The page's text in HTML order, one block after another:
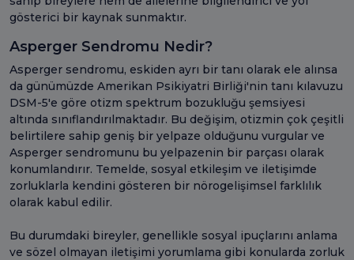
gösterici bir kaynak sunmaktır.
Asperger Sendromu Nedir?
Asperger sendromu, eskiden ayrı bir tanı olarak ele alınsa
da günümüzde Amerikan Psikiyatri Birliği'nin tanı kılavuzu
DSM-5'e göre otizm spektrum bozukluğu şemsiyesi
altında sınıflandırılmaktadır. Bu değişim, otizmin çok çeşitli
belirtilere sahip geniş bir yelpaze olduğunu vurgular ve
Asperger sendromunu bu yelpazenin bir parçası olarak
konumlandırır. Temelde, sosyal etkileşim ve iletişimde
zorluklarla kendini gösteren bir nörogelişimsel farklılık
olarak kabul edilir.
Bu durumdaki bireyler, genellikle sosyal ipuçlarını anlama
ve sözel olmayan iletişimi yorumlama gibi konularda zorluk